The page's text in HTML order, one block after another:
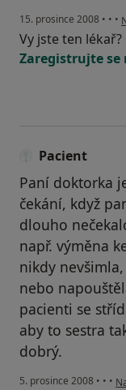
15. prosince 2008 • • •
Vy jste ten
Zaregistrujte se
Pacient
Paní doktorka
čekání, když
dlouho
např. výměna
nikdy
nebo
pacienti se
aby to sestra
dobrý.
5. prosince 2008 • • •